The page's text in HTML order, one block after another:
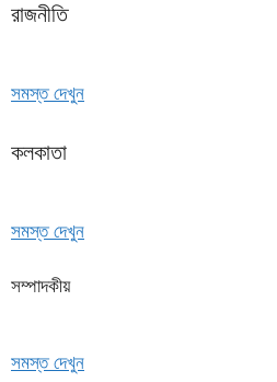
রাজনীতি
সমস্ত দেখুন
কলকাতা
সমস্ত দেখুন
সম্পাদকীয়
সমস্ত দেখুন